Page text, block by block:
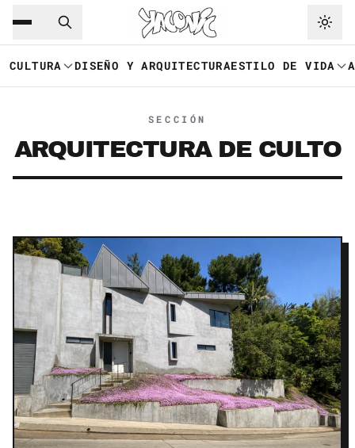
Saltar al contenido principal
CULTURA DISEÑO Y ARQUITECTURAESTILO DE VIDA
SECCIÓN
ARQUITECTURA DE CULTO